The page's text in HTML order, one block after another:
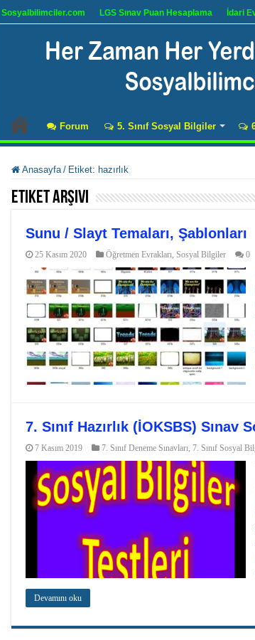
Sosyalbilimciler.com LGS Sınav Puan Hesaplama İdari
Forum 5. Sınıf Sosyal Bilgiler
Anasayfa / Etiket: hazırlık
Etiket Arşivi
Sunu / Slayt Temaları, Şablonları
25 Kasım 2020 Öğretmen Evrakları, Sosyal Bilgiler 0
7. Sınıf Hazırlık (İOKSBS) Sınav
7 Kasım 2019 7. Sınıf Deneme Sınavları, 7. Sınıf Sosyal
Devamını oku